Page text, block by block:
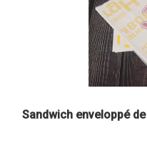
Sandwich enveloppé